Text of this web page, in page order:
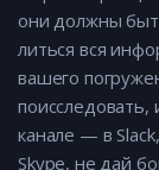
они должны
литься вся
вашего
канале — в
Skype, не дай